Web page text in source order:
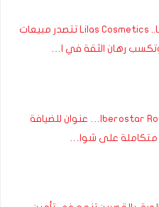
بعد عامين من إطلاقها.. Lilas Cosmetics تتصدر مبيعات
رهان الثقة في ا…
فندق Iberostar Royal El Mansour… عنوان للضيافة
متكاملة على شوا…